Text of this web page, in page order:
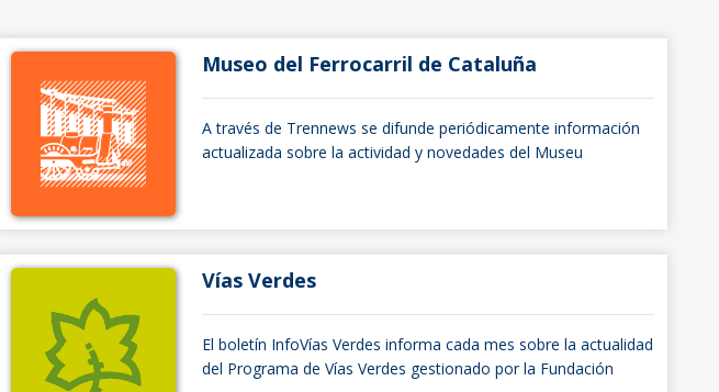
Museo del Ferrocarril de Cataluña
A través de Trennews se difunde periódicamente información
actualizada sobre la actividad y novedades del Museu
Vías Verdes
El boletín InfoVías Verdes informa cada mes sobre la actualidad
del Programa de Vías Verdes gestionado por la Fundación